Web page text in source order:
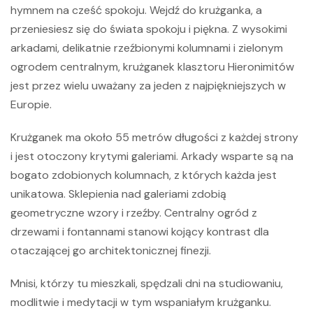
hymnem na cześć spokoju. Wejdź do krużganka, a
przeniesiesz się do świata spokoju i piękna. Z wysokimi
arkadami, delikatnie rzeźbionymi kolumnami i zielonym
ogrodem centralnym, krużganek klasztoru Hieronimitów
jest przez wielu uważany za jeden z najpiękniejszych w
Europie.
Krużganek ma około 55 metrów długości z każdej strony
i jest otoczony krytymi galeriami. Arkady wsparte są na
bogato zdobionych kolumnach, z których każda jest
unikatowa. Sklepienia nad galeriami zdobią
geometryczne wzory i rzeźby. Centralny ogród z
drzewami i fontannami stanowi kojący kontrast dla
otaczającej go architektonicznej finezji.
Mnisi, którzy tu mieszkali, spędzali dni na studiowaniu,
modlitwie i medytacji w tym wspaniałym krużganku.